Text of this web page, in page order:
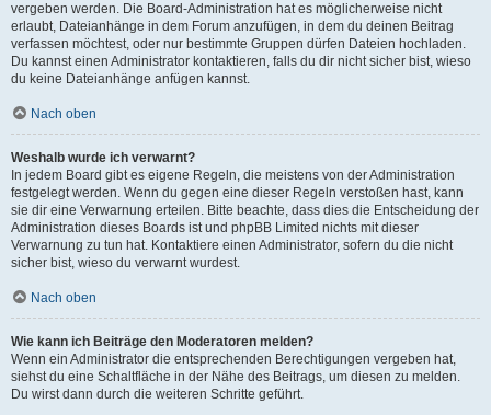
vergeben werden. Die Board-Administration hat es möglicherweise nicht
erlaubt, Dateianhänge in dem Forum anzufügen, in dem du deinen Beitrag
verfassen möchtest, oder nur bestimmte Gruppen dürfen Dateien hochladen.
Du kannst einen Administrator kontaktieren, falls du dir nicht sicher bist, wieso
du keine Dateianhänge anfügen kannst.
Nach oben
Weshalb wurde ich verwarnt?
In jedem Board gibt es eigene Regeln, die meistens von der Administration
festgelegt werden. Wenn du gegen eine dieser Regeln verstoßen hast, kann
sie dir eine Verwarnung erteilen. Bitte beachte, dass dies die Entscheidung der
Administration dieses Boards ist und phpBB Limited nichts mit dieser
Verwarnung zu tun hat. Kontaktiere einen Administrator, sofern du die nicht
sicher bist, wieso du verwarnt wurdest.
Nach oben
Wie kann ich Beiträge den Moderatoren melden?
Wenn ein Administrator die entsprechenden Berechtigungen vergeben hat,
siehst du eine Schaltfläche in der Nähe des Beitrags, um diesen zu melden.
Du wirst dann durch die weiteren Schritte geführt.